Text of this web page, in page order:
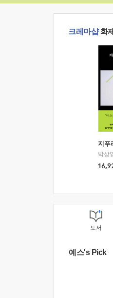
크레마샵화
지푸
박상
도서
예스's Pick